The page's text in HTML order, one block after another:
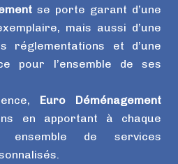
se porte garant d’une
mais aussi d’une
réglementations et d’une
pour l’ensemble de ses
Euro Déménagement
en apportant à chaque
de services